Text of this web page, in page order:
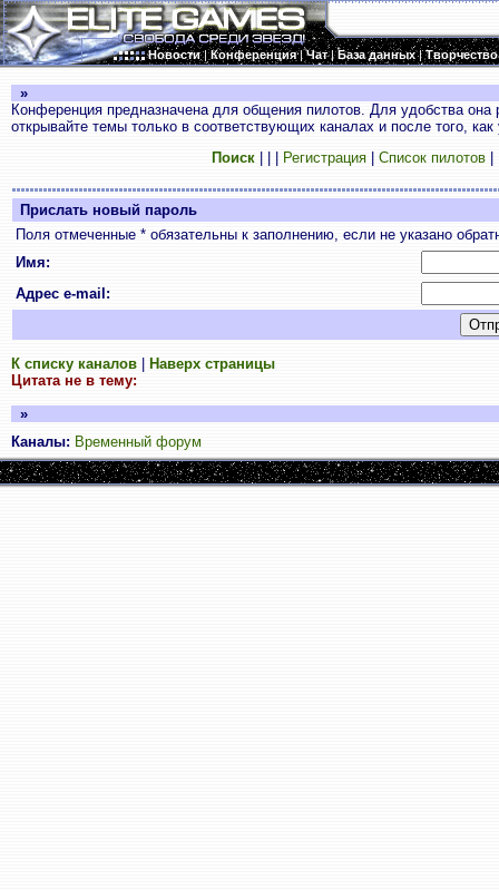
Новости|Конференция|Чат|База данных|Творчество
»
Конференция предназначена для общения пилотов. Для удобства
открывайте темы только в соответствующих каналах и после того,
Поиск
Регистрация Список пилотов
Прислать новый пароль
Поля отмеченные * обязательны к заполнению, если не указано
Имя:
Адрес e-mail:
К списку каналов
Наверх страницы
Цитата не в тему:
»
Каналы: Временный форум